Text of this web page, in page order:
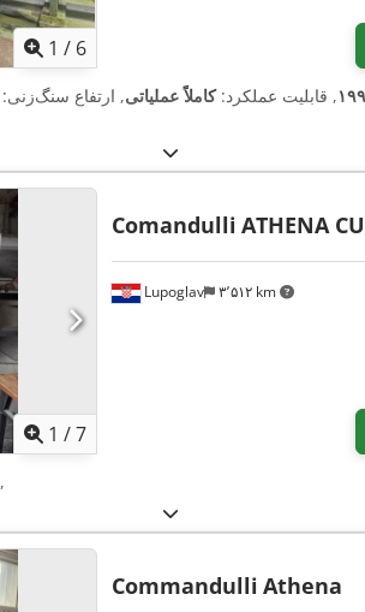
1 / 6
, قابلیت عملکرد:کاملاً عملیاتی, ارتفاع سنگ‌زنی:
1 /7
Lupoglav ۳٬۵۱۲ km
Comandulli ATHENA
,
Commandulli Athena